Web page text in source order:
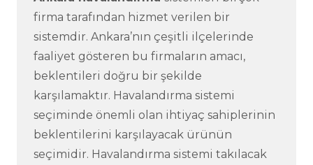
firma tarafından hizmet verilen bir
sistemdir. Ankara’nın çeşitli ilçelerinde
faaliyet gösteren bu firmaların amacı,
beklentileri doğru bir şekilde
karşılamaktır. Havalandırma sistemi
seçiminde önemli olan ihtiyaç sahiplerinin
beklentilerini karşılayacak ürünün
seçimidir. Havalandırma sistemi takılacak